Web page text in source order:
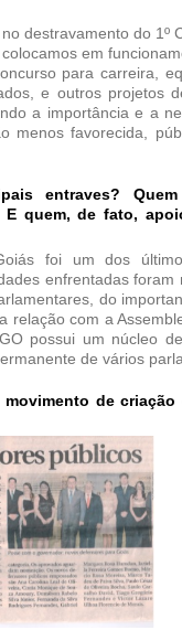
destravamento do 1º
em
para carreira,
e outros projetos
a importância e a
menos favorecida,
entraves?
quem, de fato,
foi um dos
enfrentadas foram
do
relação com a
possui um núcleo
de vários
de criação